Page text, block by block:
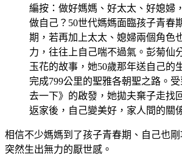
編按：做好媽媽、好太太、好媳婦
做自己？50世代媽媽面臨孩子青春
期，若再加上太太、媳婦兩個角色
力，往往上自己喘不過氣。彭菊仙
玉花的故事，她50歲那年送自己的
完成799公里的聖雅各朝聖之路。
去一下》的啟發，她拋夫棄子走找
返家後，自己變美好，家人間的關
相信不少媽媽到了孩子青春期、自己也
突然生出無力的厭世感。